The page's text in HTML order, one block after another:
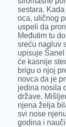
k
sestara.
oca, uličnog
uspeli da
Međutim tu
sreću nagluv
upisuje
će kasnije
brigu o njoj
novca da je
jedina nosila
države.
njena želja
svi nose
godina i